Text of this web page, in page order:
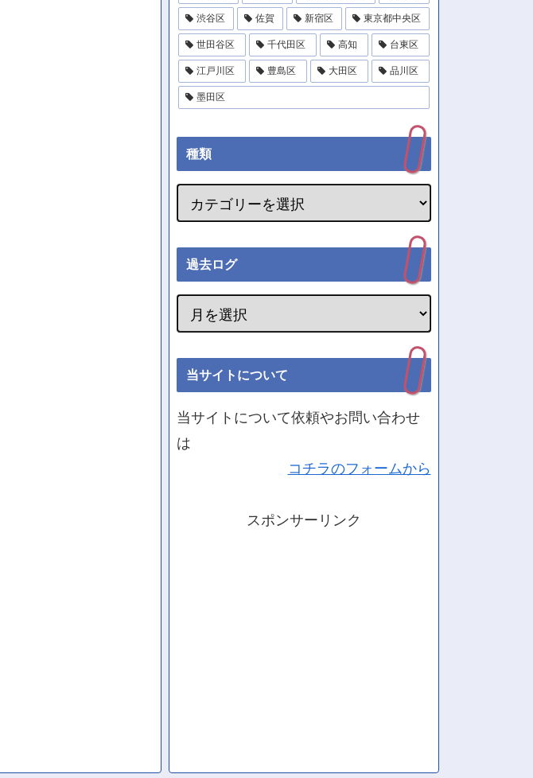
渋谷区 佐賀 新宿区 東京都中央区
世田谷区 千代田区 高知 台東区
江戸川区 豊島区 大田区 品川区
墨田区
種類
過去ログ
当サイトについて
当サイトについて依頼やお問い合わせ
は
コチラのフォームから
スポンサーリンク